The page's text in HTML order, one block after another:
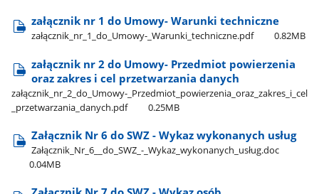
załącznik nr 1 do Umowy- Warunki techniczne
załącznik​_nr​_1​_do​_Umowy-​_Warunki​_techniczne.pdf 0.82MB
załącznik nr 2 do Umowy- Przedmiot powierzenia
oraz zakres i cel przetwarzania danych
załącznik​_nr​_2​_do​_Umowy-​_Przedmiot​_powierzenia​_oraz​_zakres​_i​_cel​
_przetwarzania​_danych.pdf
0.25MB
Załącznik Nr 6 do SWZ - Wykaz wykonanych usług
Załącznik​_Nr​_6​_​_do​_SWZ​_-​_Wykaz​_wykonanych​_usług.doc
0.04MB